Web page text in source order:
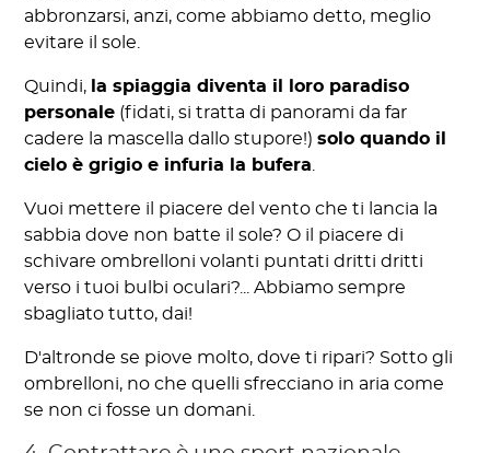
abbronzarsi, anzi, come abbiamo detto, meglio
evitare il sole.
Quindi, la spiaggia diventa il loro paradiso
personale (fidati, si tratta di panorami da far
cadere la mascella dallo stupore!)solo quando il
cielo è grigio e infuria la bufera
Vuoi mettere il piacere del vento che ti lancia la
sabbia dove non batte il sole? O il piacere di
schivare ombrelloni volanti puntati dritti dritti
verso i tuoi bulbi oculari?... Abbiamo sempre
sbagliato tutto, dai!
D'altronde se piove molto, dove ti ripari? Sotto gli
ombrelloni, no che quelli sfrecciano in aria come
se non ci fosse un domani.